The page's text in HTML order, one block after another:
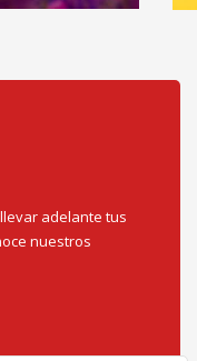
adelante tus
nuestros